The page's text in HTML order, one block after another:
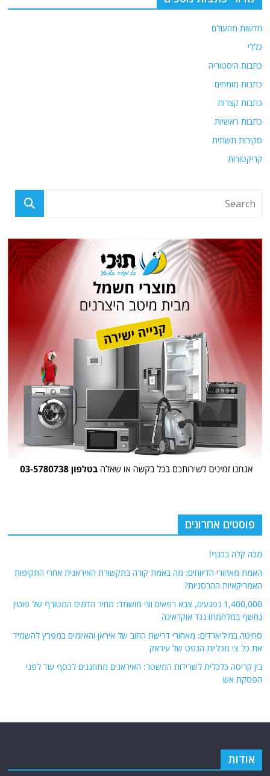
חדשות מהעולם
כללי
כתבות היסטוריה
כתבות מומחים
כתבות קצרות
כתבות ראשיות
סקירות תשתית
קריקטורות
פוסטים אחרונים
מכה קלה בכנף!
האמת מאחורי הדיווחים: מה באמת קורה בתקשורת האיראנית אחרי התקיפות
האמריקאיות ההרסניות?
1,400,000 נפגעים, צבא רפאים וצי מושמד: מחיר הדמים המטורף של פוטין
נחשף במלחמתו נגד אוקראינה
סחיטה במיליארדים: מאחורי דרישת החוב של איראן והאיומים במפרץ להשמיד
את כל צי מכליות הנפט של עיראק
בין קריסה כלכלית לשרידות המשטר: האיראנים מתחננים לכסף עוד לפני
הפסקת אש
אודות